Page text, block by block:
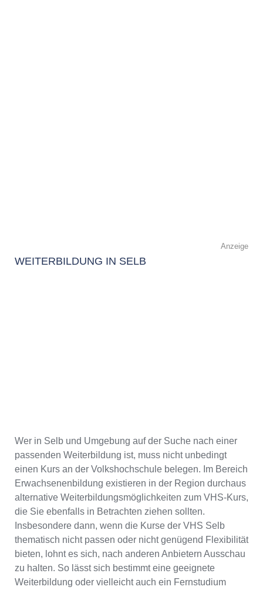
Anzeige
WEITERBILDUNG IN SELB
Wer in Selb und Umgebung auf der Suche nach einer
passenden Weiterbildung ist, muss nicht unbedingt
einen Kurs an der Volkshochschule belegen. Im Bereich
Erwachsenenbildung existieren in der Region durchaus
alternative Weiterbildungsmöglichkeiten zum VHS-Kurs,
die Sie ebenfalls in Betrachten ziehen sollten.
Insbesondere dann, wenn die Kurse der VHS Selb
thematisch nicht passen oder nicht genügend Flexibilität
bieten, lohnt es sich, nach anderen Anbietern Ausschau
zu halten. So lässt sich bestimmt eine geeignete
Weiterbildung oder vielleicht auch ein Fernstudium